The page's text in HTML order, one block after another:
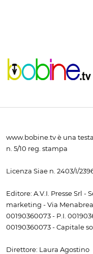
www.bobine.tv è una
n. 5/10 reg. stampa
Licenza Siae n. 2403/I/
Editore: A.V.I. Presse Srl
marketing - Via Menabrea
00190360073 - P.I.
00190360073 - Capitale
Direttore: Laura Agostino